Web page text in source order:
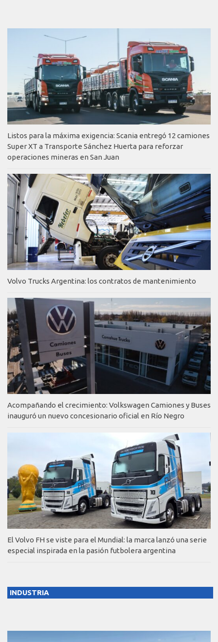
Listos para la máxima exigencia: Scania entregó 12 camiones
Super XT a Transporte Sánchez Huerta para reforzar
operaciones mineras en San Juan
Volvo Trucks Argentina: los contratos de mantenimiento
Acompañando el crecimiento: Volkswagen Camiones y Buses
inauguró un nuevo concesionario oficial en Río Negro
El Volvo FH se viste para el Mundial: la marca lanzó una serie
especial inspirada en la pasión futbolera argentina
INDUSTRIA